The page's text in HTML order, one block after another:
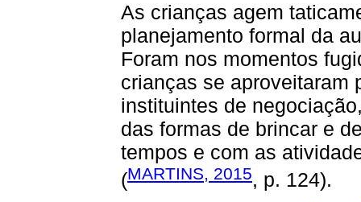
As crianças agem
planejamento formal da
Foram nos momentos
crianças se aproveitaram
instituintes de
das formas de brincar e
tempos e com as
(MARTINS, 2015, p. 124).